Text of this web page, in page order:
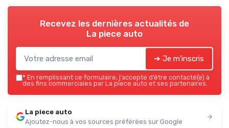
Recevez les dernières actualités de
La piece auto
➔ Je m'inscris
* En remplissant ce formulaire, j’accepte d’être contacté(e) à
des fins commerciales par La piece auto et ses partenaires.
La piece auto
Ajoutez-nous à vos sources préférées sur Google